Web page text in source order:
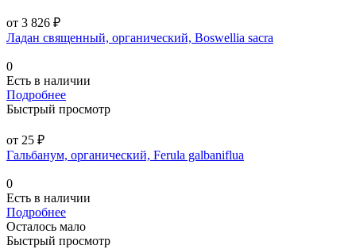
от 3 826 ₽
Ладан священный, органический, Boswellia sacra
0
Есть в наличии
Подробнее
Быстрый просмотр
от 25 ₽
Гальбанум, органический, Ferula galbaniflua
0
Есть в наличии
Подробнее
Осталось мало
Быстрый просмотр